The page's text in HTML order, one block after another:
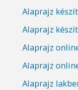
Alaprajz
Alaprajz
Alaprajz
Alaprajz
Alaprajz